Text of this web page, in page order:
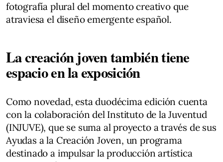
fotografía plural del momento creativo que
atraviesa el diseño emergente español.
La creación joven también tiene
espacio en la exposición
Como novedad, esta duodécima edición cuenta
con la colaboración del Instituto de la Juventud
(INJUVE), que se suma al proyecto a través de sus
Ayudas a la Creación Joven, un programa
destinado a impulsar la producción artística